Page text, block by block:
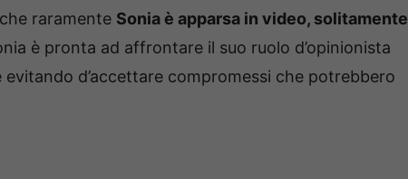
raramente Sonia è apparsa in video, solitamente
è pronta ad affrontare il suo ruolo d’opinionista
d’accettare compromessi che potrebbero